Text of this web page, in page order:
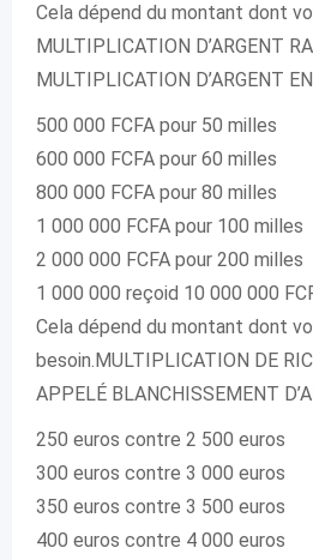
Cela dépend du montant dont
MULTIPLICATION D’ARGENT
MULTIPLICATION D’ARGENT
500 000 FCFA pour 50 milles
600 000 FCFA pour 60 milles
800 000 FCFA pour 80 milles
1 000 000 FCFA pour 100 milles
2 000 000 FCFA pour 200 milles
1 000 000 reçoid 10 000 000
Cela dépend du montant dont
besoin.MULTIPLICATION DE
APPELÉ BLANCHISSEMENT
250 euros contre 2 500 euros
300 euros contre 3 000 euros
350 euros contre 3 500 euros
400 euros contre 4 000 euros